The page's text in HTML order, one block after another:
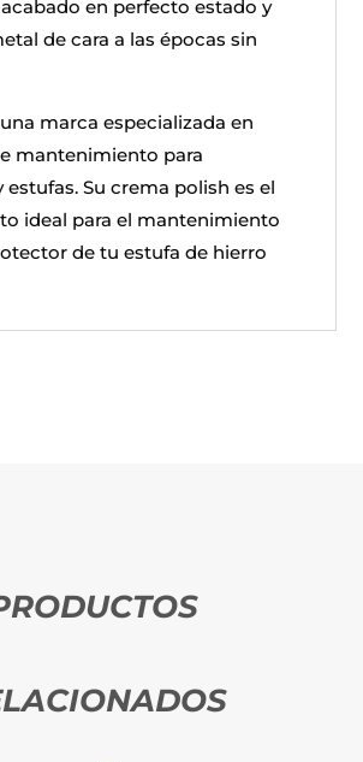
en perfecto estado y
de cara a las épocas sin
marca especializada en
mantenimiento para
estufas. Su crema polish es el
ideal para el mantenimiento
de tu estufa de hierro